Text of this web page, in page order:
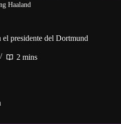
Haaland
el presidente del Dortmund
2 mins